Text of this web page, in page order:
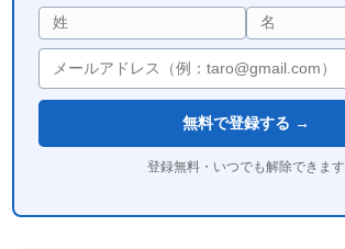
無料で登録する →
登録無料・いつでも解除できます